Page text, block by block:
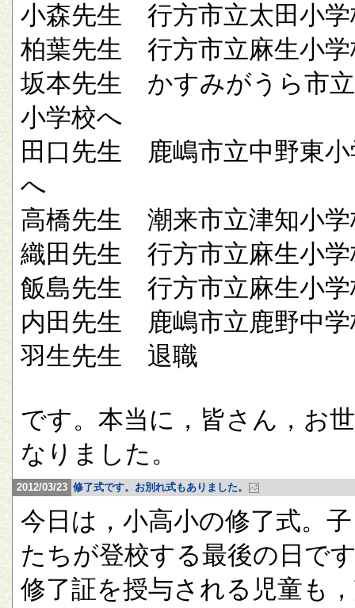
小森先生 行方市立太田小学
柏葉先生 行方市立麻生小学
坂本先生 かすみがうら市
小学校へ
田口先生 鹿嶋市立中野東小
へ
高橋先生 潮来市立津知小学
織田先生 行方市立麻生小学
飯島先生 行方市立麻生小学
内田先生 鹿嶋市立鹿野中学
羽生先生 退職
です。本当に，皆さん，お
なりました。
2012/03/23 修了式です。お別れ式もありました。
今日は，小高小の修了式。
たちが登校する最後の日で
修了証を授与される児童も